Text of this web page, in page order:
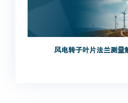
风电转子叶片法兰测量